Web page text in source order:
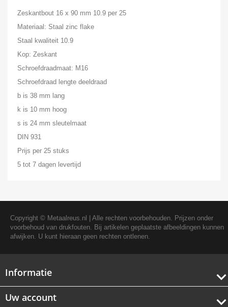
Zeskantbout 16 x 90 mm 10.9 per 25
Materiaal: Staal zinc flake
Staal kwaliteit 10.9
Kop: Zeskant
Schroefdraadmaat: M16
Schroefdraad lengte deeldraad
b is 38 mm lang
k is 10 mm hoog
s is 24 mm sleutelmaat
DIN 931
Prijs per 25 stuks
5 tot 7 dagen levertijd
Copyright © Metaalreus.nl
| Alle rechten voorbehouden. Prijzen onder
voorbehoud van drukfouten. Bij artikelen geplaatste afbeeldingen kunnen
afwijken. U kunt hieraan geen rechten ontlenen.
Informatie
Uw account